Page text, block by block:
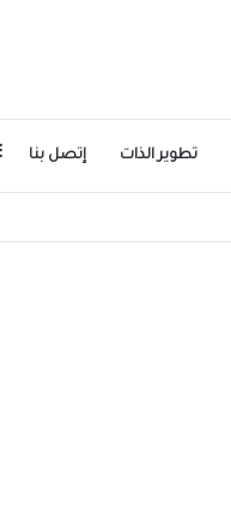
تطوير الذات إتصل بنا